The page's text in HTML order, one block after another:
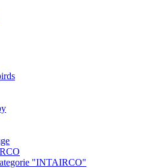
"INTAIRCO"